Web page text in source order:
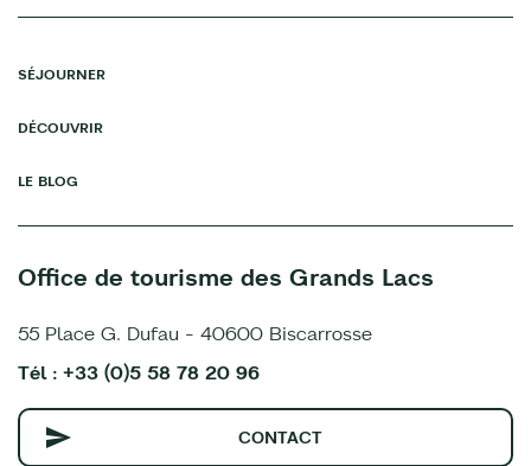
SÉJOURNER
DÉCOUVRIR
LE BLOG
Office de tourisme des Grands Lacs
55 Place G. Dufau - 40600 Biscarrosse
Tél : +33 (0)5 58 78 20 96
CONTACT